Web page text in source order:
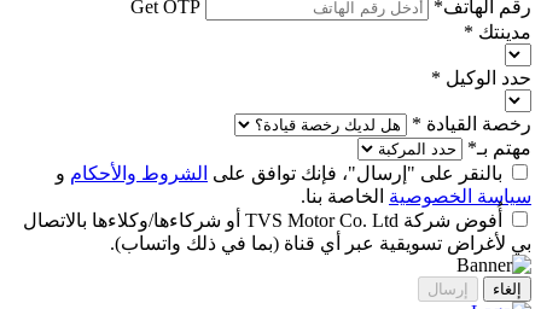
رقم الهاتف*
Get OTP
مدينتك *
حدد الوكيل *
رخصة القيادة *
مهتم بـ*
بالنقر على "إرسال"، فإنك توافق على الشروط والأحكام و
سياسة الخصوصية الخاصة بنا.
أُفوض شركة TVS Motor Co. Ltd أو شركاءها/وكلاءها بالاتصال
بي لأغراض تسويقية عبر أي قناة (بما في ذلك واتساب).
إلغاء إرسال